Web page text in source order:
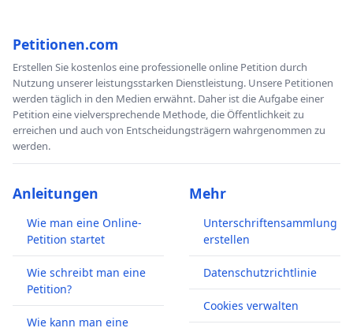
Petitionen.com
Erstellen Sie kostenlos eine professionelle online Petition durch
Nutzung unserer leistungsstarken Dienstleistung. Unsere Petitionen
werden täglich in den Medien erwähnt. Daher ist die Aufgabe einer
Petition eine vielversprechende Methode, die Öffentlichkeit zu
erreichen und auch von Entscheidungsträgern wahrgenommen zu
werden.
Anleitungen
Wie man eine Online-
Petition startet
Wie schreibt man eine
Petition?
Wie kann man eine
Mehr
Unterschriftensammlung
erstellen
Datenschutzrichtlinie
Cookies verwalten